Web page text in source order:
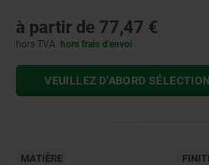
à partir de 77,47 €
hors TVA hors frais d’envoi
VEUILLEZ D’ABORD
MATIÈRE